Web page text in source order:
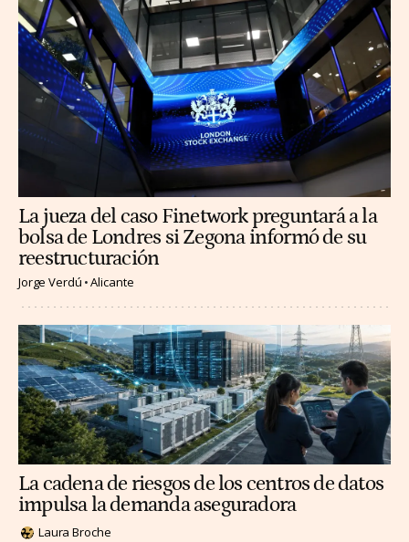
La jueza del caso Finetwork preguntará a la
bolsa de Londres si Zegona informó de su
reestructuración
Jorge Verdú Alicante
La cadena de riesgos de los centros de datos
impulsa la demanda aseguradora
Laura Broche